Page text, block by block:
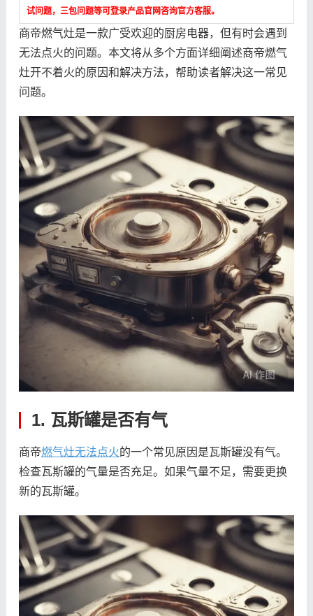
试问题，三包问题等可登录产品官网咨询官方客服。
商帝燃气灶是一款广受欢迎的厨房电器，但有时会遇到
无法点火的问题。本文将从多个方面详细阐述商帝燃气
灶开不着火的原因和解决方法，帮助读者解决这一常见
问题。
1. 瓦斯罐是否有气
商帝燃气灶无法点火的一个常见原因是瓦斯罐没有气。
检查瓦斯罐的气量是否充足。如果气量不足，需要更换
新的瓦斯罐。